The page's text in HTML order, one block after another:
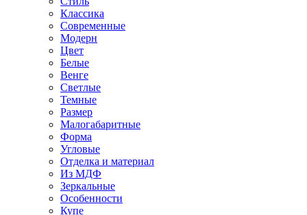
Классика
Современные
Модерн
Цвет
Белые
Венге
Светлые
Темные
Размер
Малогабаритные
Форма
Угловые
Отделка и материал
Из МДФ
Зеркальные
Особенности
Купе